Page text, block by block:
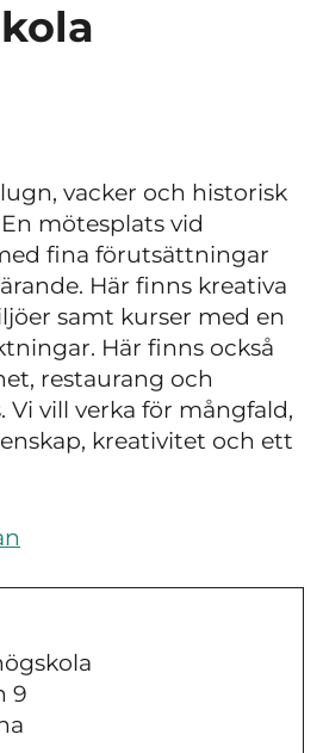
vacker och historisk
mötesplats vid
fina förutsättningar
Här finns kreativa
samt kurser med en
Här finns också
restaurang och
Vi vill verka för mångfald,
kreativitet och ett
9